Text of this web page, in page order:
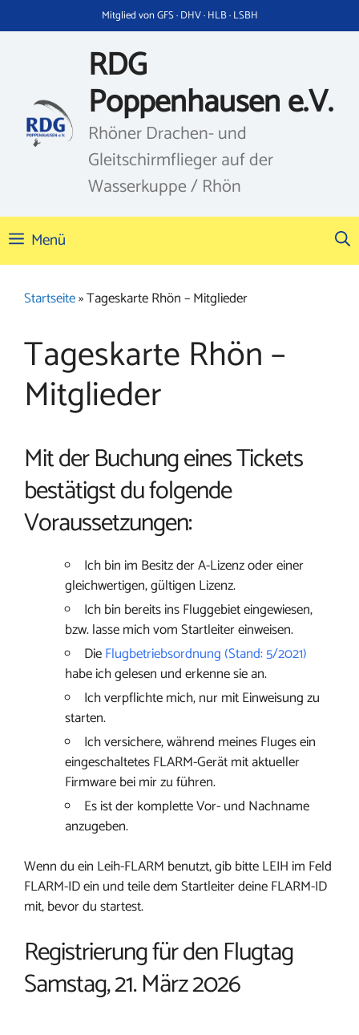
Inhalt
Mitglied von GFS · DHV · HLB · LSBH
RDG
Poppenhausen e.V.
Rhöner Drachen- und
Gleitschirmflieger auf der
Wasserkuppe / Rhön
Menü
Startseite»Tageskarte Rhön – Mitglieder
Tageskarte Rhön –
Mitglieder
Mit der Buchung eines Tickets
bestätigst du folgende
Voraussetzungen:
Ich bin im Besitz der A-Lizenz oder einer
gleichwertigen, gültigen Lizenz.
Ich bin bereits ins Fluggebiet eingewiesen,
bzw. lasse mich vom Startleiter einweisen.
DieFlugbetriebsordnung (Stand: 5/2021)
habe ich gelesen und erkenne sie an.
Ich verpflichte mich, nur mit Einweisung zu
starten.
Ich versichere, während meines Fluges ein
eingeschaltetes FLARM-Gerät mit aktueller
Firmware bei mir zu führen.
Es ist der komplette Vor- und Nachname
anzugeben.
Wenn du ein Leih-FLARM benutzt, gib bitte LEIH im Feld
FLARM-ID ein und teile dem Startleiter deine FLARM-ID
mit, bevor du startest.
Registrierung für den Flugtag
Samstag, 21. März 2026